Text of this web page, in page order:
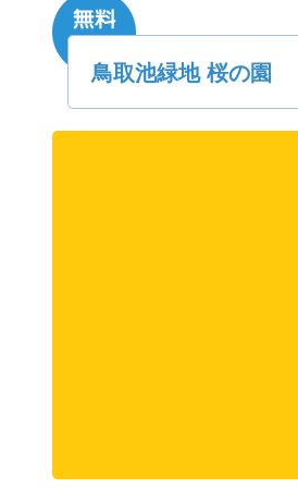
鳥取池緑地 桜の園